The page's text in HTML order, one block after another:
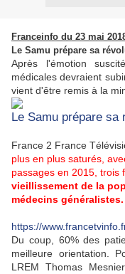
Franceinfo du 23 mai
Le Samu prépare sa
Après l'émotion
médicales devraient
vient d'être remis à la
Le Samu prépare sa
France 2 France
plus en plus saturés,
passages en 2015, trois
vieillissement de la
médecins généralistes.
https://
Du coup, 60% des
meilleure orientation.
LREM Thomas